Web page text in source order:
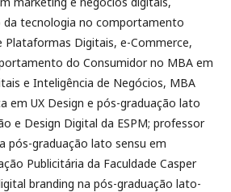
tecnologia no comportamento
Plataformas Digitais, e-Commerce,
do Consumidor no MBA em
e Inteligência de Negócios, MBA
em UX Design e pós-graduação lato
e Design Digital da ESPM; professor
pós-graduação lato sensu em
Publicitária da Faculdade Casper
branding na pós-graduação lato-